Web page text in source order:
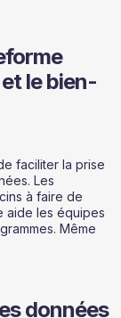
le bien-
faciliter la prise
Les
à faire de
aide les équipes
Même
données